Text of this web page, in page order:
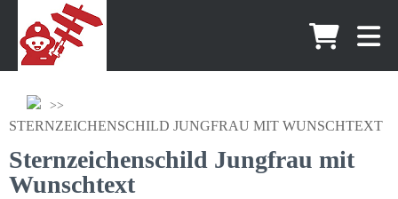
STERNZEICHENSCHILD JUNGFRAU MIT WUNSCHTEXT
Sternzeichenschild Jungfrau mit
Wunschtext